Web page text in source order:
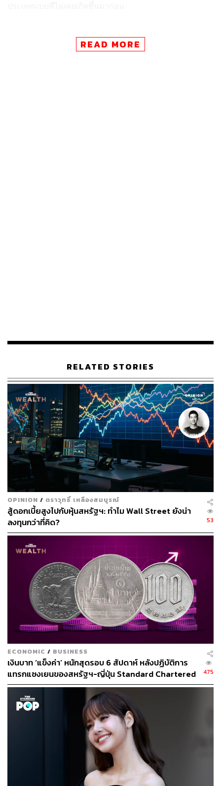
ญี่ปุ่น ประเมินว่า จำนวนประชากรญี่ปุ่นจะลดลงต่ำกว่า 100
ล้านคนในปี 2053 และจะลดลงต่อเนื่องในปี 2065 เหลือ
จากภาวะเศรษฐกิจ คนเลือกที่จะโสดมากขึ้น และแต่งงานช้า
โยชิมาสะ ฮายาชิ เลขาธิการคณะรัฐมนตรี เผยว่า รัฐบาลจะ
เร่งรัดหามาตรการเพื่อรับมือกับอัตราการเกิดที่ลดลง เช่น
เพิ่มมาตรการการดูแลเด็ก ส่งเสริมการขึ้นค่าจ้างสำหรับ
แรงงานอายุน้อย
ด้าน ฟูมิโอะ คิชิดะ นายกรัฐมนตรี ระบุอีกว่า อัตราการเกิดที่
ลดลงในตอนนี้กำลังเข้าขั้นวิกฤตที่ร้ายแรง ซึ่งส่งผลกระทบ
ต่อมิติของสังคมและเศรษฐกิจ รวมไปถึงการคลังสาธารณะ
อย่างหลีกเลี่ยงไม่ได้ เมื่อคาดการณ์ว่าในอีกประมาณ 6 ปี
ข้างหน้า ช่วงปี 2030 จำนวนคนหนุ่มสาวจะลดลงอย่าง
รวดเร็ว
“นี่จึงเป็นโอกาสสุดท้ายในการพลิกวิกฤตให้เป็นโอกาส”
อย่างไรก็ตาม รัฐบาลกำลังวางแผนที่จะเสนอกฎหมายภายใต้
ร่างพระราชบัญญัติส่งเสริมเงินสงเคราะห์บุตรเพื่อต่อสู้กับ
อัตราการเกิดที่ลดลง เพื่อเสนอต่อรัฐสภาเพื่อหามาตรการต่อ
ไทยกำลังเข้าสู่ปัญหาโครงสร้างประชากร ไม่แพ้ปัญหา
สำหรับประเทศไทย ก่อนหน้านี้สภาอุตสาหกรรมแห่ง
ประเทศไทย ระบุว่า เนื่องจากมีการประเมินว่า ปี 2023 ไทยมี
ประชากรผู้สูงอายุ อายุ 60 ปีขึ้นไป คิดเป็น 1 ใน 5 ของจำนวน
ประชากรทั้งประเทศ หรือราว 13 ล้านคนของประชากรไทย
ทั้งประเทศ 66,052,615 คน
การที่ไทยเข้าสู่สังคมสูงวัยมีผลกระทบกับจำนวนแรงงานใน
ตลาดอย่างมีนัยสำคัญ ประกอบกับจำนวนคนเสียชีวิตมี
มากกว่าเกิด โดยปี 2023 มีจำนวนคนเสียชีวิตมากกว่าเกิด
READ MORE
RELATED STORIES
OPINION / ตราวุทธิ์ เหลืองสมบูรณ์
สู้ดอกเบี้ยสูงไปกับหุ้นสหรัฐฯ: ทำไม Wall Street ยังน่า
ลงทุนกว่าที่คิด?
53
ECONOMIC / BUSINESS
เงินบาท ‘แข็งค่า’ หนักสุดรอบ 6 สัปดาห์ หลังปฏิบัติการ
แทรกแซงเยนของสหรัฐฯ-ญี่ปุ่น Standard Chartered
เปิดเป้าสิ้นปีนี้จ่อแข็งต่อแตะ 32.50 บาทต่อดอลลาร์
475